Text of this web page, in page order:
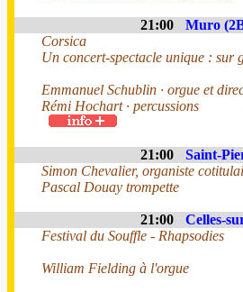
21:00
Muro
Corsica
Un concert-spectacle unique : sur
Emmanuel Schublin · orgue et
Rémi Hochart · percussions
21:00
Saint-
Simon Chevalier, organiste
Pascal Douay trompette
21:00
Celles-
Festival du Souffle - Rhapsodies
William Fielding à l'orgue